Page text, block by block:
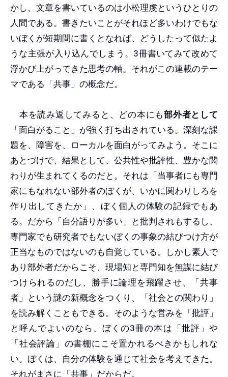
かし、文章を書いているのは小松理虔というひとりの
人間である。書きたいことがそれほど多いわけでもな
いぼくが短期間に書くとなれば、どうしたって似たよ
うな主張が入り込んでしまう。3冊書いてみて改めて
浮かび上がってきた思考の軸。それがこの連載のテー
マである「共事」の概念だ。
本を読み返してみると、どの本にも部外者として
「面白がること」が強く打ち出されている。深刻な課
題を、障害を、ローカルを面白がってみよう。そこに
あとづけで、結果として、公共性や批評性、豊かな関
わりが生まれてくるのだと。それは「当事者にも専門
家にもなれない部外者のぼくが、いかに関わりしろを
作り出してきたか」、ぼく個人の体験の記録でもあ
る。だから「自分語りが多い」と批判されもするし、
専門家でも研究者でもないぼくの事象の結びつけ方が
正当なものではないのも自覚している。しかし素人で
あり部外者だからこそ、現場知と専門知を無謀に結び
つけられるのだし、勝手に論理を飛躍させ、「共事
者」という謎の新概念をつくり、「社会との関わり」
を読み解くこともできる。そのような営みを「批評」
と呼んでよいのなら、ぼくの3冊の本は「批評」や
「社会評論」の書棚にこそ置かれるべきかもしれな
い。ぼくは、自分の体験を通じて社会を考えてきた。
それがまさに「共事」だからだ。